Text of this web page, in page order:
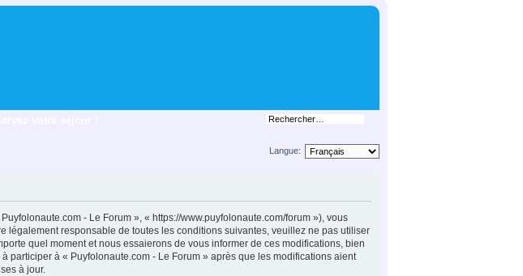
Langue:
- Le Forum », « https://www.puyfolonaute.com/forum »), vous
légalement responsable de toutes les conditions suivantes, veuillez ne pas utiliser
quel moment et nous essaierons de vous informer de ces modifications, bien
à « Puyfolonaute.com - Le Forum » après que les modifications aient
à jour.